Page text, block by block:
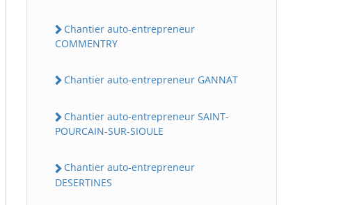
Chantier auto-entrepreneur
COMMENTRY
Chantier auto-entrepreneur GANNAT
Chantier auto-entrepreneur SAINT-
POURCAIN-SUR-SIOULE
Chantier auto-entrepreneur
DESERTINES